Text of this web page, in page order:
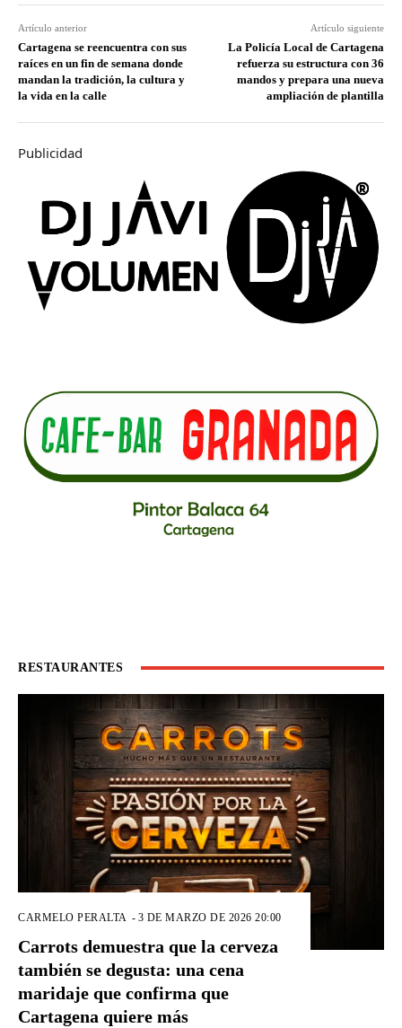
Artículo anterior
Cartagena se reencuentra con sus
raíces en un fin de semana donde
mandan la tradición, la cultura y
la vida en la calle
Artículo siguiente
La Policía Local de Cartagena
refuerza su estructura con 36
mandos y prepara una nueva
ampliación de plantilla
Publicidad
RESTAURANTES
CARMELO PERALTA - 3 DE MARZO DE 2026 20:00
Carrots demuestra que la cerveza
también se degusta: una cena
maridaje que confirma que
Cartagena quiere más